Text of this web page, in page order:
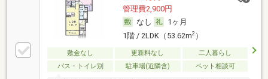
管理費2,900円
なし
1ヶ月
1階 / 2LDK（53.62m2）
敷金なし 更新料なし
二人暮らし
バス・トイレ別
駐車場(近隣含) ペット相談可